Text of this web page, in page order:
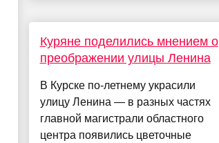
Куряне поделились мнением о
преображении улицы Ленина
В Курске по-летнему украсили
улицу Ленина — в разных частях
главной магистрали областного
центра появились цветочные